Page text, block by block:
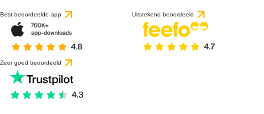
Best beoordeelde app Uitstekend beoordeeld
Zeer goed beoordeeld